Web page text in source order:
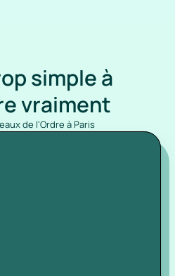
simple à
vraiment
de l'Ordre à Paris